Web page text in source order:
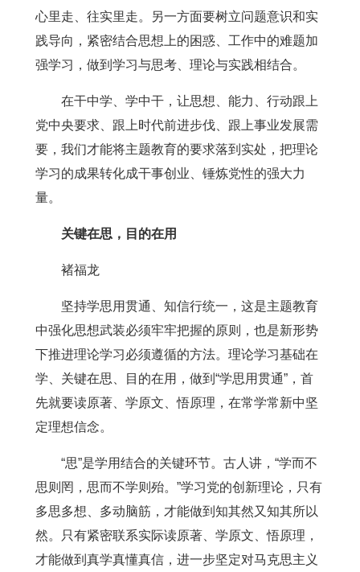
心里走、往实里走。另一方面要树立问题意识和实
践导向，紧密结合思想上的困惑、工作中的难题加
强学习，做到学习与思考、理论与实践相结合。
在干中学、学中干，让思想、能力、行动跟上
党中央要求、跟上时代前进步伐、跟上事业发展需
要，我们才能将主题教育的要求落到实处，把理论
学习的成果转化成干事创业、锤炼党性的强大力
量。
关键在思，目的在用
褚福龙
坚持学思用贯通、知信行统一，这是主题教育
中强化思想武装必须牢牢把握的原则，也是新形势
下推进理论学习必须遵循的方法。理论学习基础在
学、关键在思、目的在用，做到“学思用贯通”，首
先就要读原著、学原文、悟原理，在常学常新中坚
定理想信念。
“思”是学用结合的关键环节。古人讲，“学而不
思则罔，思而不学则殆。”学习党的创新理论，只有
多思多想、多动脑筋，才能做到知其然又知其所以
然。只有紧密联系实际读原著、学原文、悟原理，
才能做到真学真懂真信，进一步坚定对马克思主义